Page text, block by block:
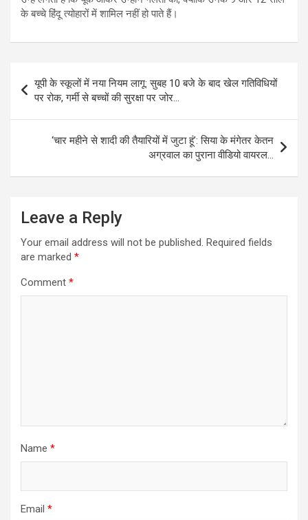
के बच्चे हिंदू त्योहारों में शामिल नहीं हो पाते हैं।
navigation
यूपी के स्कूलों में नया नियम लागू: सुबह 10 बजे के बाद खेल गतिविधियों
पर रोक, गर्मी से बच्चों की सुरक्षा पर जोर…
‘चार महीने से शादी की तैयारियों में जुटा हूं’: सिया के मंगेतर केतन
अग्रवाल का पुराना वीडियो वायरल…
Leave a Reply
Your email address will not be published. Required fields
are marked *
Comment *
Name *
Email *